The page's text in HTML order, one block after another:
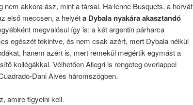
nem akkora ász, mint a társai. Ha lenne Busquets, a horvát
első meccsen, a helyéta Dybala nyakára akasztandó
megvalósul így is: a két argentin párharca
egészét tekintve, és nem csak azért, mert Dybala nélkül
hanem azért is, mert remekül megértik egymást a
kollégákkal. Vélhetően Allegri is rengeteg overlappel
Dani Alves háromszögben.
amire figyelni kell.